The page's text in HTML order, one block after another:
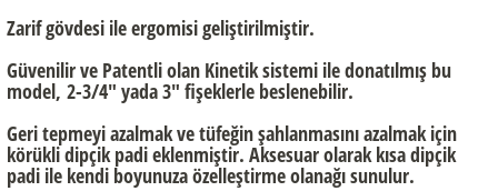
Zarif gövdesi ile ergomisi geliştirilmiştir.
Güvenilir ve Patentli olan Kinetik sistemi ile donatılmış bu
model, 2-3/4" yada 3" fişeklerle beslenebilir.
Geri tepmeyi azalmak ve tüfeğin şahlanmasını azalmak için
körükli dipçik padi eklenmiştir. Aksesuar olarak kısa dipçik
padi ile kendi boyunuza özelleştirme olanağı sunulur.